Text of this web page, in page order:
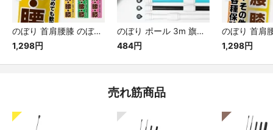
のぼり 首肩腰膝 のぼり旗
1,298円
のぼり ポール 3m 旗立 一般サイズのぼり用 セール品 （色:白・黒・緑・青）
484円
1,298円
売れ筋商品